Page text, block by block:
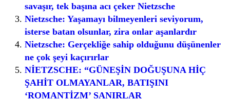
savaşır, tek başına acı çeker Nietzsche
Nietzsche: Yaşamayı bilmeyenleri seviyorum,
isterse batan olsunlar, zira onlar aşanlardır
Nietzsche: Gerçekliğe sahip olduğunu düşünenler
ne çok şeyi kaçırırlar
NİETZSCHE: “GÜNEŞİN DOĞUŞUNA HİÇ
ŞAHİT OLMAYANLAR, BATIŞINI
‘ROMANTİZM’ SANIRLAR